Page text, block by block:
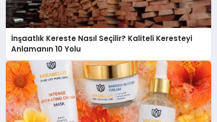
İnşaatlık Kereste Nasıl Seçilir? Kaliteli Keresteyi
Anlamanın 10 Yolu